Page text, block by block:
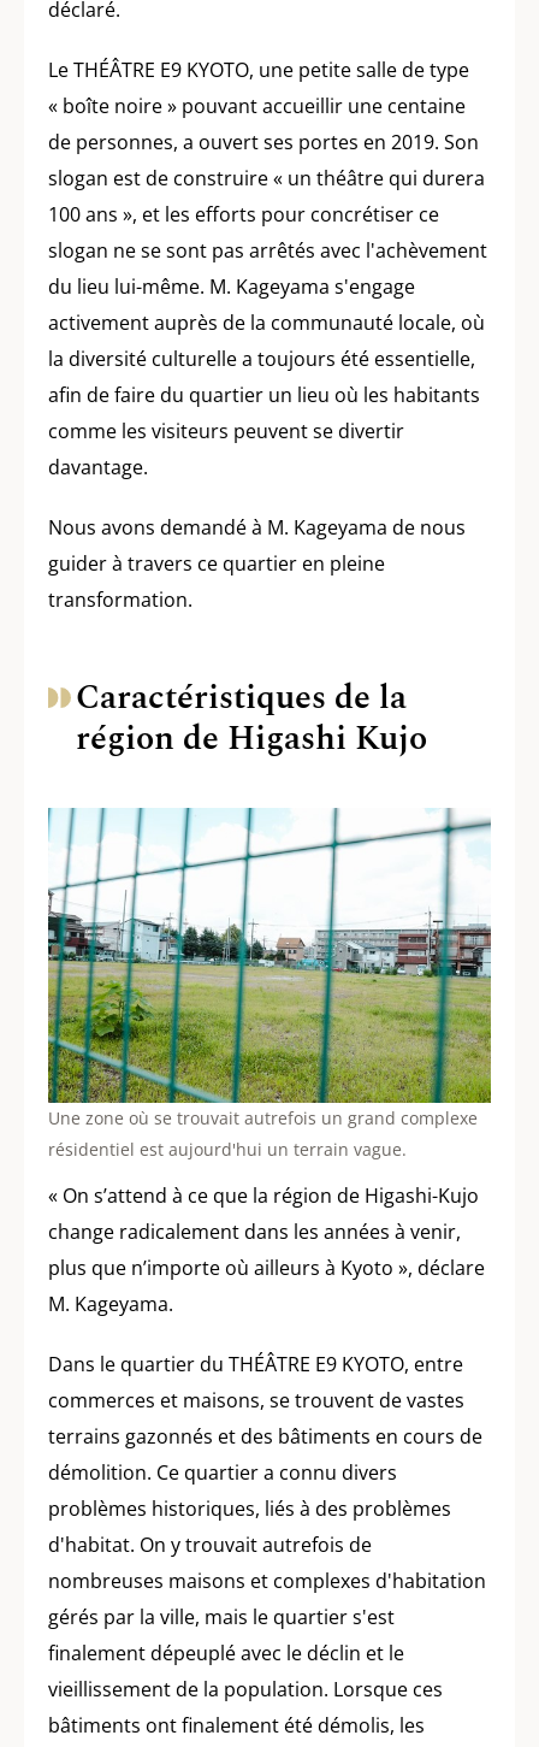
déclaré.
Le THÉÂTRE E9 KYOTO, une petite salle de type
« boîte noire » pouvant accueillir une centaine
de personnes, a ouvert ses portes en 2019. Son
slogan est de construire « un théâtre qui durera
100 ans », et les efforts pour concrétiser ce
slogan ne se sont pas arrêtés avec l'achèvement
du lieu lui-même. M. Kageyama s'engage
activement auprès de la communauté locale, où
la diversité culturelle a toujours été essentielle,
afin de faire du quartier un lieu où les habitants
comme les visiteurs peuvent se divertir
davantage.
Nous avons demandé à M. Kageyama de nous
guider à travers ce quartier en pleine
transformation.
Caractéristiques de la
région de Higashi Kujo
Une zone où se trouvait autrefois un grand complexe
résidentiel est aujourd'hui un terrain vague.
« On s’attend à ce que la région de Higashi-Kujo
change radicalement dans les années à venir,
plus que n’importe où ailleurs à Kyoto », déclare
M. Kageyama.
Dans le quartier du THÉÂTRE E9 KYOTO, entre
commerces et maisons, se trouvent de vastes
terrains gazonnés et des bâtiments en cours de
démolition. Ce quartier a connu divers
problèmes historiques, liés à des problèmes
d'habitat. On y trouvait autrefois de
nombreuses maisons et complexes d'habitation
gérés par la ville, mais le quartier s'est
finalement dépeuplé avec le déclin et le
vieillissement de la population. Lorsque ces
bâtiments ont finalement été démolis, les